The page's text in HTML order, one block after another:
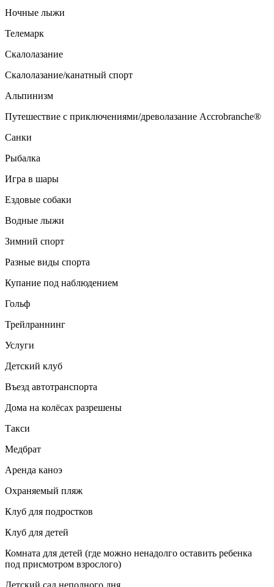
Ночные лыжи
Телемарк
Скалолазание
Скалолазание/канатный спорт
Альпинизм
Путешествие с приключениями/древолазание Accrobranche®
Санки
Рыбалка
Игра в шары
Ездовые собаки
Водные лыжи
Зимний спорт
Разные виды спорта
Купание под наблюдением
Гольф
Трейлраннинг
Услуги
Детский клуб
Въезд автотранспорта
Дома на колёсах разрешены
Такси
Медбрат
Аренда каноэ
Охраняемый пляж
Клуб для подростков
Клуб для детей
Комната для детей (где можно ненадолго оставить ребенка
под присмотром взрослого)